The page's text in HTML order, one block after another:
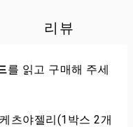
리뷰
를 읽고 구매해 주세
츠야젤리(1박스 2개